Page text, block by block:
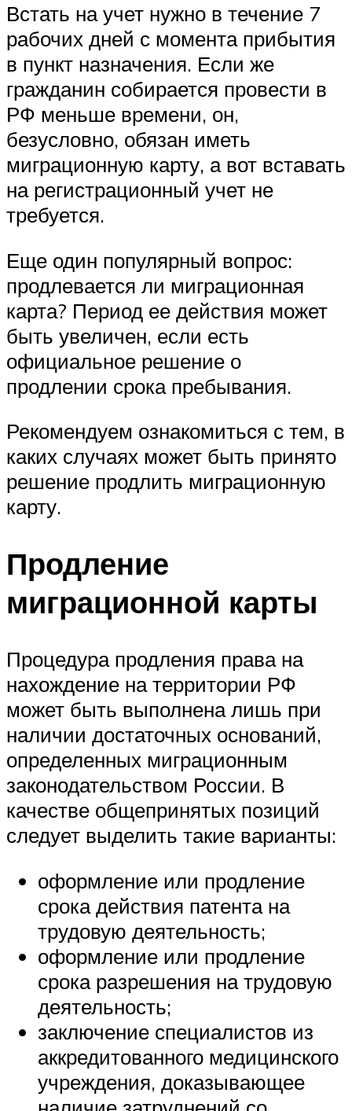
Встать на учет нужно в течение 7
рабочих дней с момента прибытия
в пункт назначения. Если же
гражданин собирается провести в
РФ меньше времени, он,
безусловно, обязан иметь
миграционную карту, а вот вставать
на регистрационный учет не
требуется.
Еще один популярный вопрос:
продлевается ли миграционная
карта? Период ее действия может
быть увеличен, если есть
официальное решение о
продлении срока пребывания.
Рекомендуем ознакомиться с тем, в
каких случаях может быть принято
решение продлить миграционную
карту.
Продление
миграционной карты
Процедура продления права на
нахождение на территории РФ
может быть выполнена лишь при
наличии достаточных оснований,
определенных миграционным
законодательством России. В
качестве общепринятых позиций
следует выделить такие варианты:
оформление или продление
срока действия патента на
трудовую деятельность;
оформление или продление
срока разрешения на трудовую
деятельность;
заключение специалистов из
аккредитованного медицинского
учреждения, доказывающее